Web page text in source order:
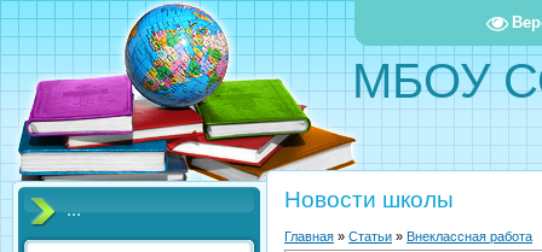
МБОУ
... Новости школы
Главная » Статьи » Внеклассная работа